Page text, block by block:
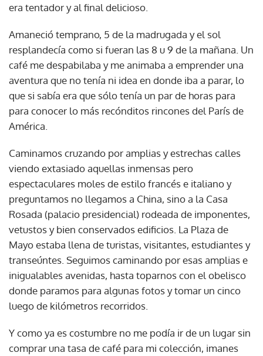
era tentador y al final delicioso.
Amaneció temprano, 5 de la madrugada y el sol
resplandecía como si fueran las 8 u 9 de la mañana. Un
café me despabilaba y me animaba a emprender una
aventura que no tenía ni idea en donde iba a parar, lo
que si sabía era que sólo tenía un par de horas para
para conocer lo más recónditos rincones del París de
América.
Caminamos cruzando por amplias y estrechas calles
viendo extasiado aquellas inmensas pero
espectaculares moles de estilo francés e italiano y
preguntamos no llegamos a China, sino a la Casa
Rosada (palacio presidencial) rodeada de imponentes,
vetustos y bien conservados edificios. La Plaza de
Mayo estaba llena de turistas, visitantes, estudiantes y
transeúntes. Seguimos caminando por esas amplias e
inigualables avenidas, hasta toparnos con el obelisco
donde paramos para algunas fotos y tomar un cinco
luego de kilómetros recorridos.
Y como ya es costumbre no me podía ir de un lugar sin
comprar una tasa de café para mi colección, imanes